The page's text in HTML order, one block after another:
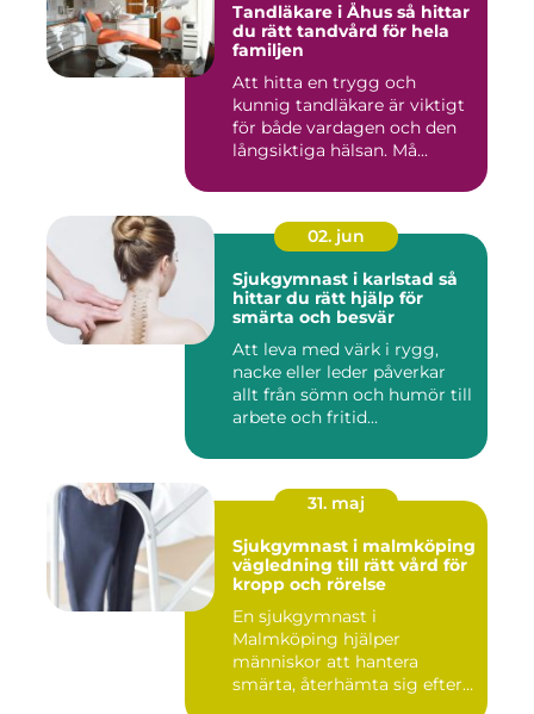
Tandläkare i Åhus så hittar
du rätt tandvård för hela
familjen
Att hitta en trygg och
kunnig tandläkare är viktigt
för både vardagen och den
långsiktiga hälsan. Må...
02. jun
Sjukgymnast i karlstad så
hittar du rätt hjälp för
smärta och besvär
Att leva med värk i rygg,
nacke eller leder påverkar
allt från sömn och humör till
arbete och fritid...
31. maj
Sjukgymnast i malmköping
vägledning till rätt vård för
kropp och rörelse
En sjukgymnast i
Malmköping hjälper
människor att hantera
smärta, återhämta sig efter